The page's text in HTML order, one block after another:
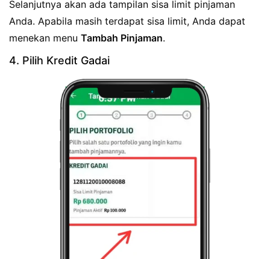
Selanjutnya akan ada tampilan sisa limit pinjaman
Anda. Apabila masih terdapat sisa limit, Anda dapat
menekan menu Tambah Pinjaman.
4. Pilih Kredit Gadai